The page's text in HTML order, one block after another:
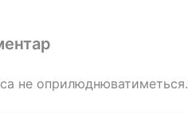
не оприлюднюватиметься.